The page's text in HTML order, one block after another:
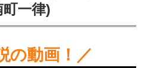
町一律)
の動画！／